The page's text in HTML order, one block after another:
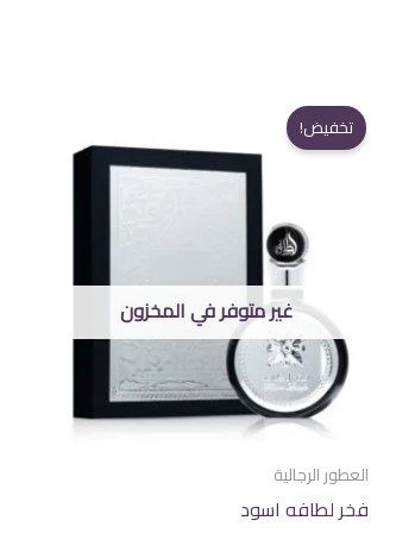
غير متوفر في المخزون
تخفيض!
العطور الرجالية
فخر لطافه اسود